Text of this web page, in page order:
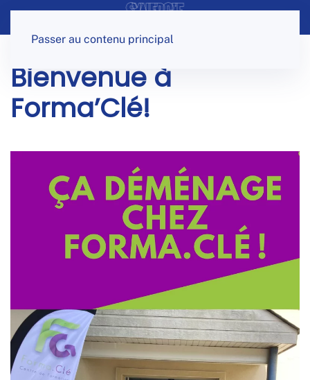
Passer au contenu principal
Bienvenue à
Forma’Clé!
Panneau de gestion des cookies